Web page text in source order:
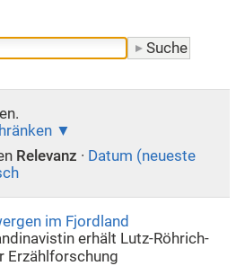
Relevanz · Datum (neueste
im Fjordland
erhält Lutz-Röhrich-
Erzählforschung